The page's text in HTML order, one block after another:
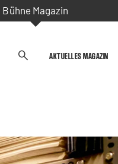
Bühne Magazin
AKTUELLES MAGAZIN